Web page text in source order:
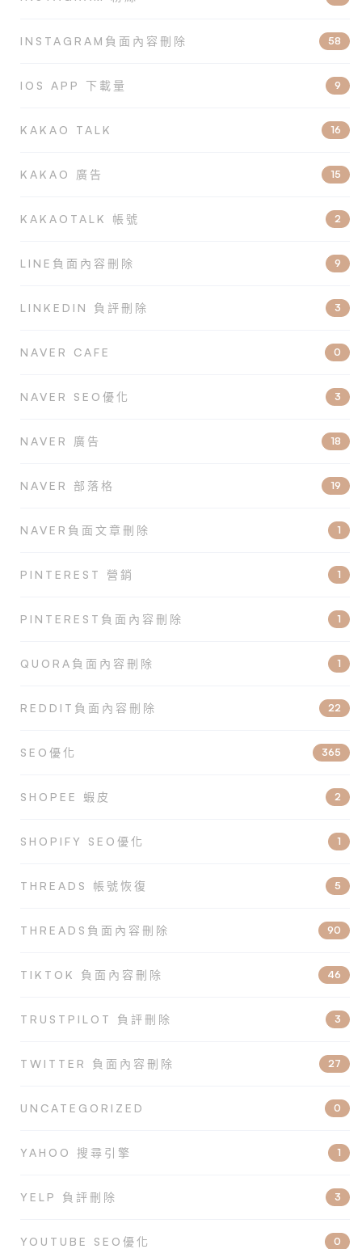
INSTAGRAM負面內容刪除 58
IOS APP 下載量 9
KAKAO TALK 16
KAKAO 廣告 15
KAKAOTALK 帳號 2
LINE負面內容刪除 9
LINKEDIN 負評刪除 3
NAVER CAFE 0
NAVER SEO優化 3
NAVER 廣告 18
NAVER 部落格 19
NAVER負面文章刪除 1
PINTEREST 營銷 1
PINTEREST負面內容刪除 1
QUORA負面內容刪除 1
REDDIT負面內容刪除 22
SEO優化 365
SHOPEE 蝦皮 2
SHOPIFY SEO優化 1
THREADS 帳號恢復 5
THREADS負面內容刪除 90
TIKTOK 負面內容刪除 46
TRUSTPILOT 負評刪除 3
TWITTER 負面內容刪除 27
UNCATEGORIZED 0
YAHOO 搜尋引擎 1
YELP 負評刪除 3
YOUTUBE SEO優化 0